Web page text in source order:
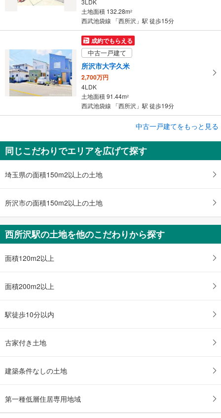
土地面積 132.28m2
西武池袋線 「西所沢」駅 徒歩15分
成約でもらえる
中古一戸建て
所沢市大字久米
2,700万円
4LDK
土地面積 91.44m2
西武池袋線 「西所沢」駅 徒歩19分
所沢市大字山口
4,150万円
3LDK＋S
土地面積 223.55m
中古一戸建てをもっと見る
同じこだわりでエリアを広げて探す
埼玉県の面積150m2以上の土地
所沢市の面積150m2以上の土地
西所沢駅の土地を他のこだわりから探す
面積120m2以上
面積200m2以上
駅徒歩10分以内
古家付き土地
建築条件なしの土地
第一種低層住居専用地域